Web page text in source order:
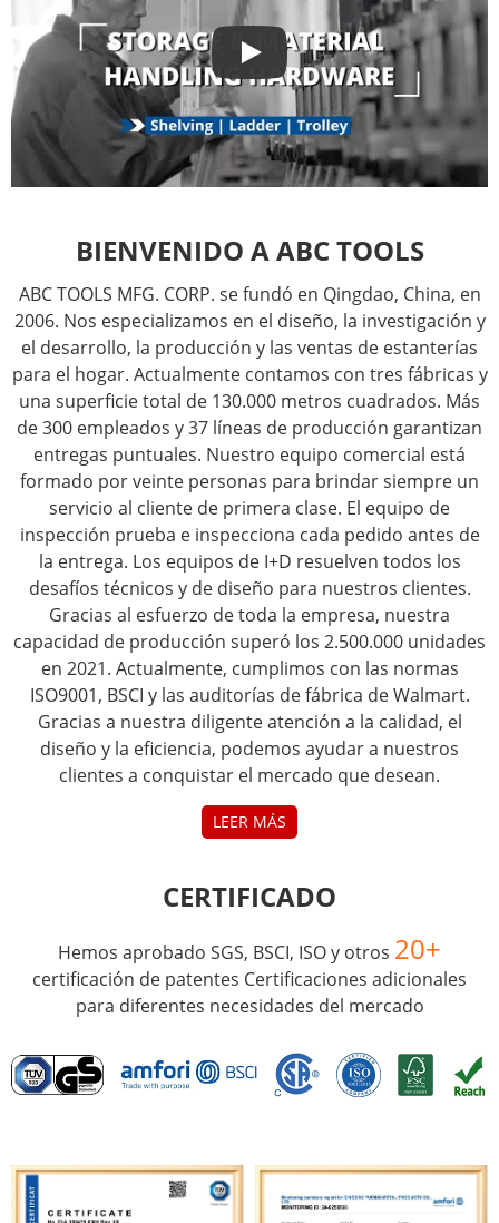
Play
Jugar
BIENVENIDO A ABC TOOLS
ABC TOOLS MFG. CORP. se fundó en Qingdao, China, en
2006. Nos especializamos en el diseño, la investigación y
el desarrollo, la producción y las ventas de estanterías
para el hogar. Actualmente contamos con tres fábricas y
una superficie total de 130.000 metros cuadrados. Más
de 300 empleados y 37 líneas de producción garantizan
entregas puntuales. Nuestro equipo comercial está
formado por veinte personas para brindar siempre un
servicio al cliente de primera clase. El equipo de
inspección prueba e inspecciona cada pedido antes de
la entrega. Los equipos de I+D resuelven todos los
desafíos técnicos y de diseño para nuestros clientes.
Gracias al esfuerzo de toda la empresa, nuestra
capacidad de producción superó los 2.500.000 unidades
en 2021. Actualmente, cumplimos con las normas
ISO9001, BSCI y las auditorías de fábrica de Walmart.
Gracias a nuestra diligente atención a la calidad, el
diseño y la eficiencia, podemos ayudar a nuestros
clientes a conquistar el mercado que desean.
LEER MÁS
CERTIFICADO
Hemos aprobado SGS, BSCI, ISO y otros 20+
certificación de patentes Certificaciones adicionales
para diferentes necesidades del mercado